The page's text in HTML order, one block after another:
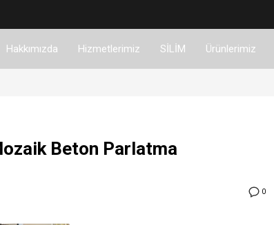
Hakkımızda Hizmetlerimiz SİLİM Ürünlerimiz
Beton Parlatma
0